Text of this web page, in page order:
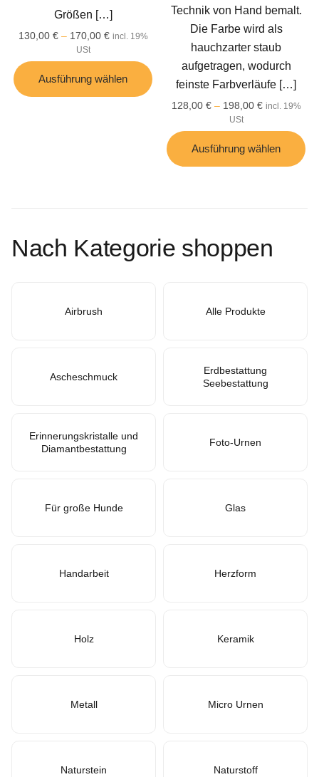
Größen […]
130,00 € – 170,00 € incl. 19%
USt
Ausführung wählen
Technik von Hand bemalt.
Die Farbe wird als
hauchzarter staub
aufgetragen, wodurch
feinste Farbverläufe […]
128,00 € – 198,00 € incl. 19%
USt
Ausführung wählen
Nach Kategorie shoppen
Airbrush Alle Produkte
Ascheschmuck
Erdbestattung
Seebestattung
Erinnerungskristalle und
Diamantbestattung
Foto-Urnen
Für große Hunde Glas
Handarbeit Herzform
Holz Keramik
Metall Micro Urnen
Naturstein Naturstoff